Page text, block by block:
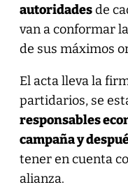
autoridadesde
van a conformar
de sus máximos
El acta lleva la
partidarios, se
responsables
campaña y
tener en cuenta
alianza.